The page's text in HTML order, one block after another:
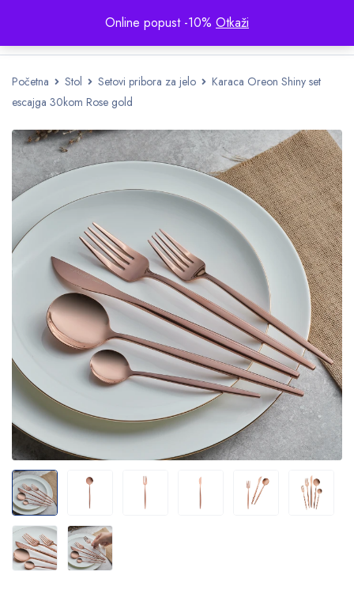
Online popust -10% Otkaži
Početna Stol Setovi pribora za jelo
Karaca Oreon Shiny set
escajga 30kom Rose gold